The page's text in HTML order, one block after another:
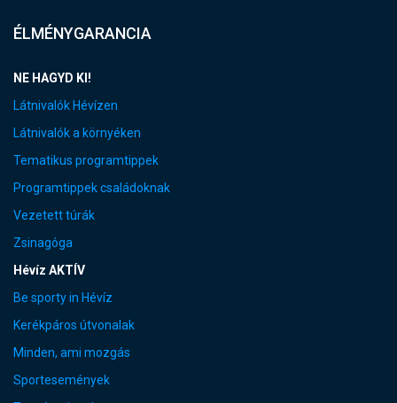
ÉLMÉNYGARANCIA
NE HAGYD KI!
Látnivalók Hévízen
Látnivalók a környéken
Tematikus programtippek
Programtippek családoknak
Vezetett túrák
Zsinagóga
Hévíz AKTÍV
Be sporty in Hévíz
Kerékpáros útvonalak
Minden, ami mozgás
Sportesemények